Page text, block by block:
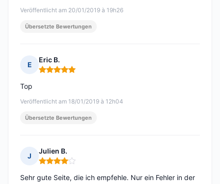
Veröffentlicht am 20/01/2019 à 19h26
Übersetzte Bewertungen
E
Eric B.
Hinweis: 5 von 5
Veröffentlicht am 18/01/2019 à 12h04
Top
Übersetzte Bewertungen
J
Julien B.
Hinweis: 4 von 5
Sehr gute Seite, die ich empfehle. Nur ein Fehler in der